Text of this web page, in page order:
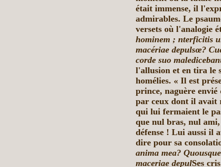
était immense, il
admirables. Le
versets où l'analogie
hominem ; nterficitis
macériae depulsœ?
corde suo
l'allusion et en tira le
homélies. « Il est
prince, naguère envié
par ceux dont il avait
qui lui fermaient le
que nul bras, nul
défense ! Lui aussi il
dire pour sa
anima mea?
maceriae depulSes